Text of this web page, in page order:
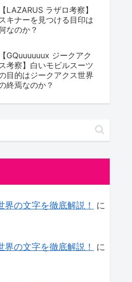
【LAZARUS ラザロ考察】
スキナーを見つける目印は
なのか？
【GQuuuuuux ジークアク
考察】白いモビルスーツ
目的はジークアクス世界
終焉なのか？
の文字を徹底解説！
に
の文字を徹底解説！
に